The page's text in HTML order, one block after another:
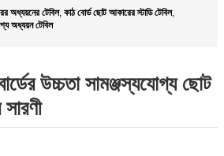
অধ্যয়নের টেবিল, কাঠ বোর্ড ছোট আকারের স্টাডি টেবিল,
অধ্যয়ন টেবিল
উচ্চতা সামঞ্জস্যযোগ্য ছোট